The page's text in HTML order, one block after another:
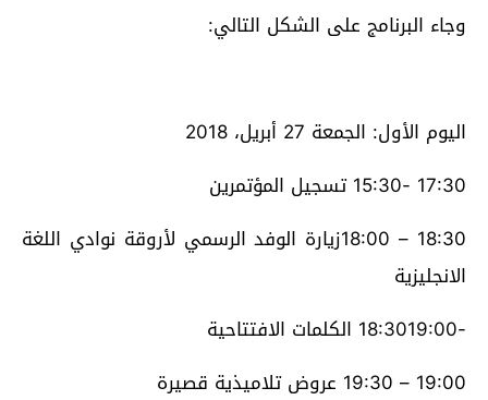
وجاء البرنامج على الشكل التالي:
اليوم الأول: الجمعة 27 أبريل، 2018
17:30 -15:30 تسجيل المؤتمرين
18:30 – 18:00زيارة الوفد الرسمي لأروقة نوادي اللغة
الانجليزية
-18:3019:00 الكلمات الافتتاحية
19:00 – 19:30 عروض تلاميذية قصيرة